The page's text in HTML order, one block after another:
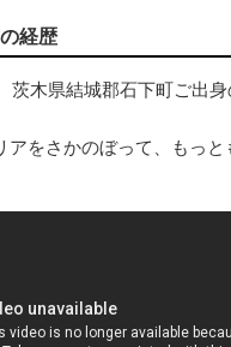
経歴
茨木県結城郡石下町ご出
アをさかのぼって、もっ